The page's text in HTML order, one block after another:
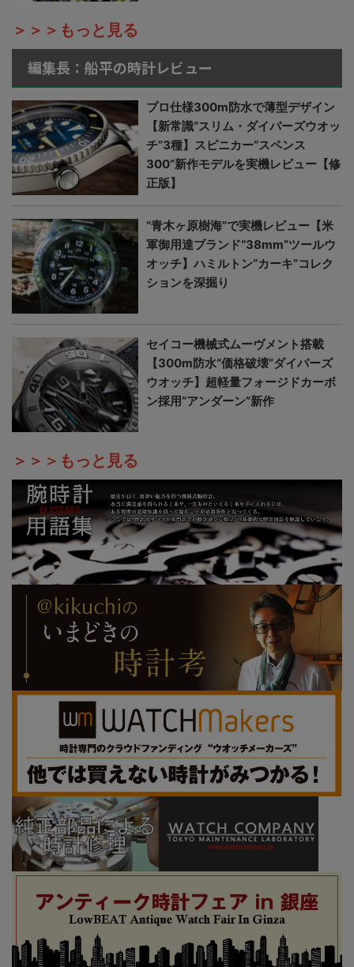
＞＞＞もっと見る
編集長：船平の時計レビュー
プロ仕様300m防水で薄型デザイン
【新常識“スリム・ダイバーズウオッ
チ”3種】スピニカー“スペンス
300”新作モデルを実機レビュー【修
正版】
“青木ヶ原樹海”で実機レビュー【米
軍御用達ブランド“38mm”ツールウ
オッチ】ハミルトン“カーキ”コレク
ションを深掘り
セイコー機械式ムーヴメント搭載
【300m防水“価格破壊”ダイバーズ
ウオッチ】超軽量フォージドカーボ
ン採用“アンダーン”新作
＞＞＞もっと見る